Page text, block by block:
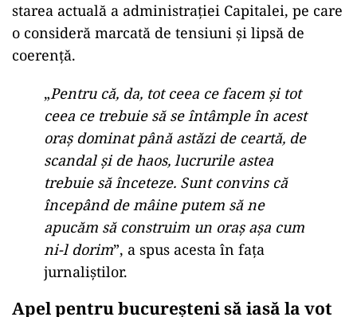
starea actuală a administrației Capitalei, pe care
o consideră marcată de tensiuni și lipsă de
coerență.
„Pentru că, da, tot ceea ce facem și tot
ceea ce trebuie să se întâmple în acest
oraș dominat până astăzi de ceartă, de
scandal și de haos, lucrurile astea
trebuie să înceteze. Sunt convins că
începând de mâine putem să ne
apucăm să construim un oraș așa cum
ni-l dorim”, a spus acesta în fața
jurnaliștilor.
Apel pentru bucureșteni să iasă la vot